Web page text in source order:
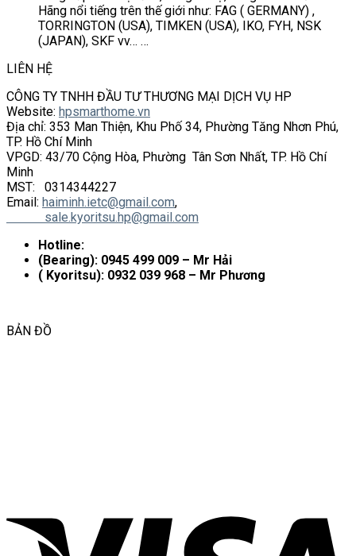
Hãng nổi tiếng trên thế giới như: FAG ( GERMANY) ,
TORRINGTON (USA), TIMKEN (USA), IKO, FYH, NSK
(JAPAN), SKF vv… …
LIÊN HỆ
CÔNG TY TNHH ĐẦU TƯ THƯƠNG MẠI DỊCH VỤ HP
Website: hpsmarthome.vn
Địa chỉ: 353 Man Thiện, Khu Phố 34, Phường Tăng Nhơn Phú,
TP. Hồ Chí Minh
VPGD: 43/70 Cộng Hòa, Phường Tân Sơn Nhất, TP. Hồ Chí
Minh
MST: 0314344227
Email: haiminh.ietc@gmail.com,
sale.kyoritsu.hp@gmail.com
Hotline:
(Bearing): 0945 499 009 – Mr Hải
( Kyoritsu): 0932 039 968 – Mr Phương
BẢN ĐỒ